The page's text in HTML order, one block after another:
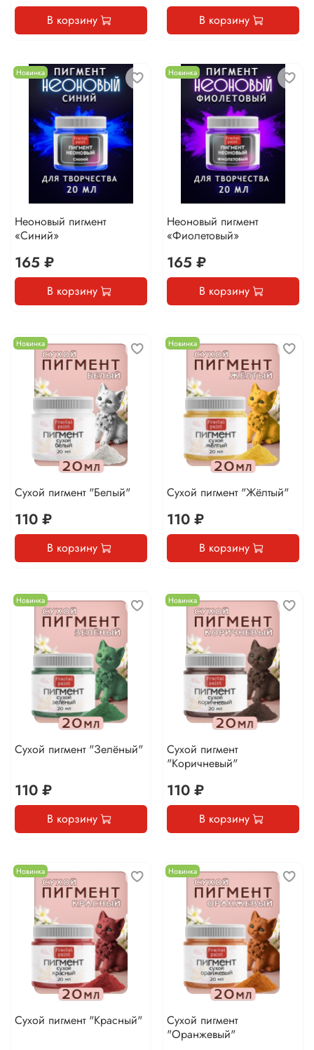
В корзину В корзину
Новинка
Неоновый пигмент
«Синий»
165 ₽
В корзину
Новинка
Неоновый пигмент
«Фиолетовый»
165 ₽
В корзину
Новинка
Сухой пигмент "Белый"
110 ₽
В корзину
Новинка
Сухой пигмент "Жёлтый"
110 ₽
В корзину
Новинка
Сухой пигмент "Зелёный"
110 ₽
В корзину
Новинка
Сухой пигмент
"Коричневый"
110 ₽
В корзину
Новинка
Сухой пигмент "Красный"
Новинка
Сухой пигмент
"Оранжевый"